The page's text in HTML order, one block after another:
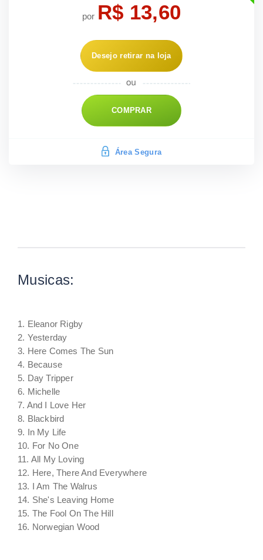
por R$ 13,60
Desejo retirar na loja
COMPRAR
Área Segura
Musicas:
1. Eleanor Rigby
2. Yesterday
3. Here Comes The Sun
4. Because
5. Day Tripper
6. Michelle
7. And I Love Her
8. Blackbird
9. In My Life
10. For No One
11. All My Loving
12. Here, There And Everywhere
13. I Am The Walrus
14. She's Leaving Home
15. The Fool On The Hill
16. Norwegian Wood